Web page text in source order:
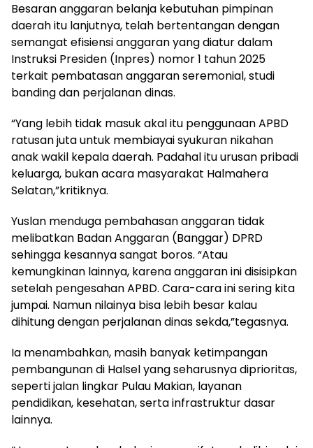
Besaran anggaran belanja kebutuhan pimpinan
daerah itu lanjutnya, telah bertentangan dengan
semangat efisiensi anggaran yang diatur dalam
Instruksi Presiden (Inpres) nomor 1 tahun 2025
terkait pembatasan anggaran seremonial, studi
banding dan perjalanan dinas.
“Yang lebih tidak masuk akal itu penggunaan APBD
ratusan juta untuk membiayai syukuran nikahan
anak wakil kepala daerah. Padahal itu urusan pribadi
keluarga, bukan acara masyarakat Halmahera
Selatan,”kritiknya.
Yuslan menduga pembahasan anggaran tidak
melibatkan Badan Anggaran (Banggar) DPRD
sehingga kesannya sangat boros. “Atau
kemungkinan lainnya, karena anggaran ini disisipkan
setelah pengesahan APBD. Cara-cara ini sering kita
jumpai. Namun nilainya bisa lebih besar kalau
dihitung dengan perjalanan dinas sekda,”tegasnya.
Ia menambahkan, masih banyak ketimpangan
pembangunan di Halsel yang seharusnya diprioritas,
seperti jalan lingkar Pulau Makian, layanan
pendidikan, kesehatan, serta infrastruktur dasar
lainnya.